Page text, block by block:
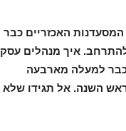
המסעדנות האכזריים כבר
להתרחב. איך מנהלים עסק
כבר למעלה מארבעה
השנה. אל תגידו שלא